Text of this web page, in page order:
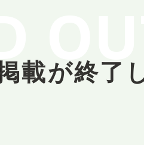
載が終了